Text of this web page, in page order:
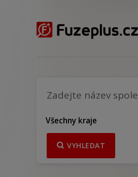
Všechny kraje
VYHLEDAT